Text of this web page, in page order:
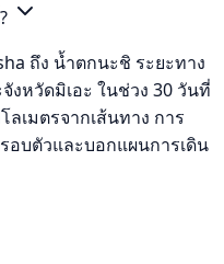
ถึง น้ำตกนะชิ ระยะทาง
งหวัดมิเอะ ในช่วง 30 วันที่
เมตรจากเส้นทาง การ
อบตัวและบอกแผนการเดิน